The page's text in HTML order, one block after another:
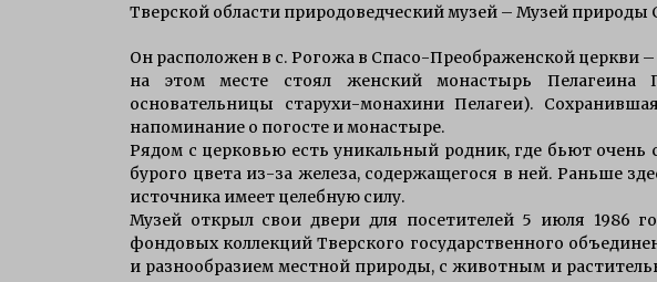
рыбалка осенью на щуку Селигере
12 лет ago
Тверской области природоведческий музей – Музей природы
Он расположен в с. Рогожа в Спасо-Преображенской церкви –
на этом месте стоял женский монастырь Пелагеина
основательницы старухи-монахини Пелагеи).
напоминание о погосте и монастыре.
Рядом с церковью есть уникальный родник, где бьют
бурого цвета из-за железа, содержащегося в ней. Раньше
источника имеет целебную силу.
Музей открыл свои двери для посетителей 5 июля 1986
фондовых коллекций Тверского государственного
и разнообразием местной природы, с животным и